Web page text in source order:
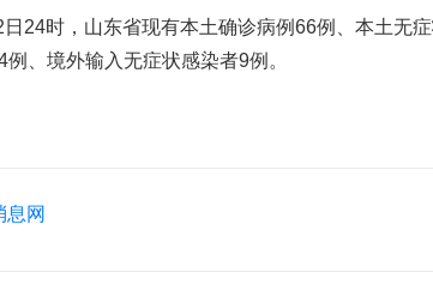
24时，山东省现有本土确诊病例66例、本土无
、境外输入无症状感染者9例。
息网